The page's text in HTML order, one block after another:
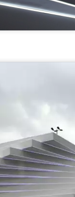
É um gráfico
ou panos